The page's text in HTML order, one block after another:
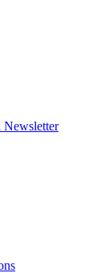
Newsletter